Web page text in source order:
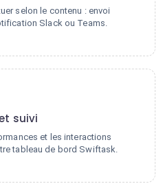
selon le contenu : envoi
Slack ou Teams.
suivi
et les interactions
tableau de bord Swiftask.